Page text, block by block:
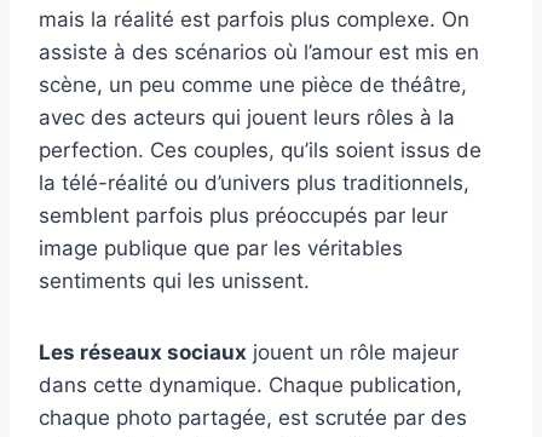
mais la réalité est parfois plus complexe. On
assiste à des scénarios où l’amour est mis en
scène, un peu comme une pièce de théâtre,
avec des acteurs qui jouent leurs rôles à la
perfection. Ces couples, qu’ils soient issus de
la télé-réalité ou d’univers plus traditionnels,
semblent parfois plus préoccupés par leur
image publique que par les véritables
sentiments qui les unissent.
Les réseaux sociaux jouent un rôle majeur
dans cette dynamique. Chaque publication,
chaque photo partagée, est scrutée par des